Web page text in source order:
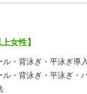
女性】
・背泳ぎ・平泳ぎ導入
・背泳ぎ・平泳ぎ・